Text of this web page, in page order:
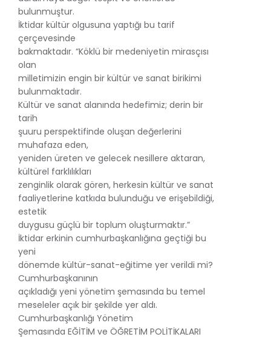
bulunmuştur.
İktidar kültür olgusuna yaptığı bu tarif
çerçevesinde
bakmaktadır. “Köklü bir medeniyetin mirasçısı
olan
milletimizin engin bir kültür ve sanat birikimi
bulunmaktadır.
Kültür ve sanat alanında hedefimiz; derin bir
tarih
şuuru perspektifinde oluşan değerlerini
muhafaza eden,
yeniden üreten ve gelecek nesillere aktaran,
kültürel farklılıkları
zenginlik olarak gören, herkesin kültür ve sanat
faaliyetlerine katkıda bulunduğu ve erişebildiği,
estetik
duygusu güçlü bir toplum oluşturmaktır.”
İktidar erkinin cumhurbaşkanlığına geçtiği bu
yeni
dönemde kültür-sanat-eğitime yer verildi mi?
Cumhurbaşkanının
açıkladığı yeni yönetim şemasında bu temel
meseleler açık bir şekilde yer aldı.
Cumhurbaşkanlığı Yönetim
Şemasında EĞİTİM ve ÖĞRETİM POLİTİKALARI